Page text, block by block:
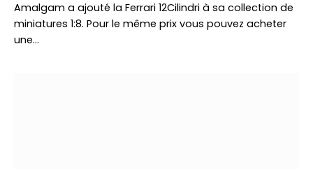
Amalgam a ajouté la Ferrari 12Cilindri à sa collection de
miniatures 1:8. Pour le même prix vous pouvez acheter
une…